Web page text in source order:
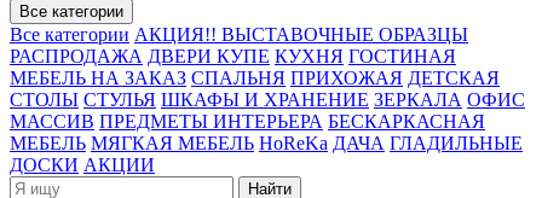
Все категории
Все категории АКЦИЯ!! ВЫСТАВОЧНЫЕ ОБРАЗЦЫ
РАСПРОДАЖА ДВЕРИ КУПЕ КУХНЯ ГОСТИНАЯ
МЕБЕЛЬ НА ЗАКАЗ СПАЛЬНЯ ПРИХОЖАЯ ДЕТСКАЯ
СТОЛЫ СТУЛЬЯ ШКАФЫ И ХРАНЕНИЕ ЗЕРКАЛА ОФИС
МАССИВ ПРЕДМЕТЫ ИНТЕРЬЕРА БЕСКАРКАСНАЯ
МЕБЕЛЬ МЯГКАЯ МЕБЕЛЬ HoReKa ДАЧА ГЛАДИЛЬНЫЕ
ДОСКИ АКЦИИ
Найти